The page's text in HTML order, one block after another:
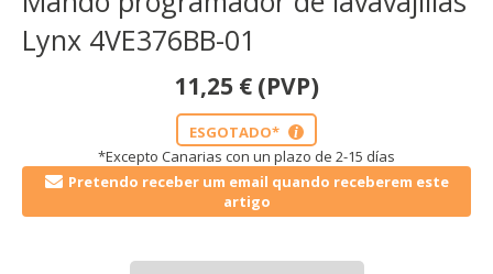
Lynx 4VE376BB-01
11,25 € (PVP)
ESGOTADO* i
*Excepto Canarias con un plazo de 2-15 días
Pretendo receber um email quando receberem este
artigo